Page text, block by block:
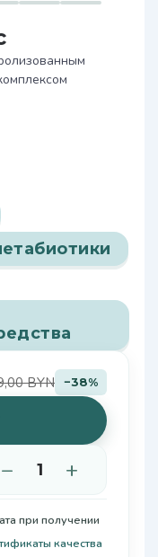
BYN −38%
− +
при получении
качества